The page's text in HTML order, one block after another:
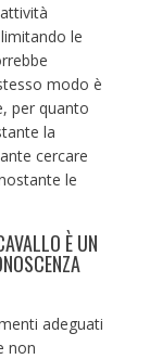
le
modo è
per quanto
la
cercare
le
È UN
adeguati
non